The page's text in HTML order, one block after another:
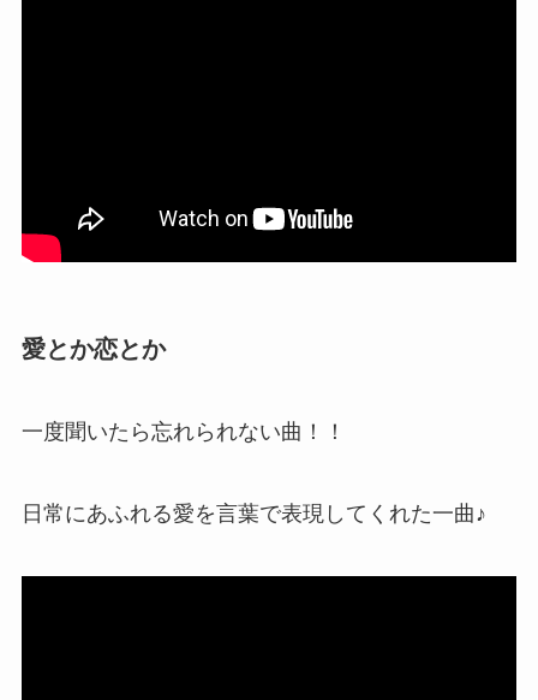
愛とか恋とか
一度聞いたら忘れられない曲！！
日常にあふれる愛を言葉で表現してくれた一曲♪